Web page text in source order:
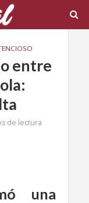
entre
de lectura
una